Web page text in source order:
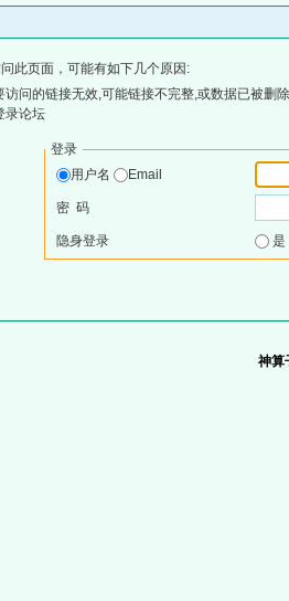
此页面，可能有如下几个原因:
问的链接无效,可能链接不完整,或数据已被删
录论坛
登录
用户名
Email
密 码
隐身登录
神算